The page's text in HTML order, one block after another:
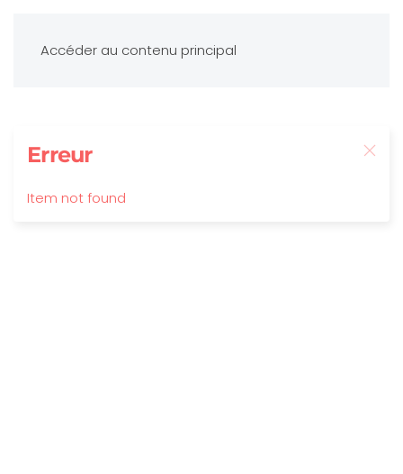
Accéder au contenu principal
Erreur
Item not found